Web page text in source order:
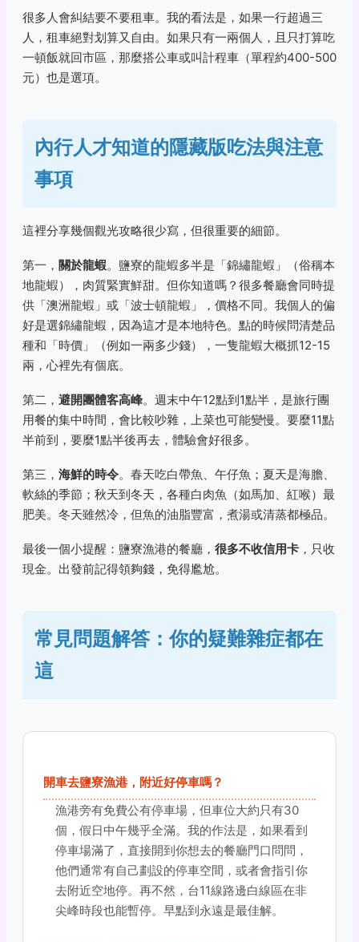
很多人會糾結要不要租車。我的看法是，如果一行超過三
人，租車絕對划算又自由。如果只有一兩個人，且只打算吃
一頓飯就回市區，那麼搭公車或叫計程車（單程約400-500
元）也是選項。
內行人才知道的隱藏版吃法與注意
事項
這裡分享幾個觀光攻略很少寫，但很重要的細節。
第一， 關於龍蝦。鹽寮的龍蝦多半是「錦繡龍蝦」（俗稱本
地龍蝦），肉質緊實鮮甜。但你知道嗎？很多餐廳會同時提
供「澳洲龍蝦」或「波士頓龍蝦」，價格不同。我個人的偏
好是選錦繡龍蝦，因為這才是本地特色。點的時候問清楚品
種和「時價」（例如一兩多少錢），一隻龍蝦大概抓12-15
兩，心裡先有個底。
第二， 避開團體客高峰。週末中午12點到1點半，是旅行團
用餐的集中時間，會比較吵雜，上菜也可能變慢。要麼11點
半前到，要麼1點半後再去，體驗會好很多。
第三， 海鮮的時令。春天吃白帶魚、午仔魚；夏天是海膽、
軟絲的季節；秋天到冬天，各種白肉魚（如馬加、紅喉）最
肥美。冬天雖然冷，但魚的油脂豐富，煮湯或清蒸都極品。
最後一個小提醒：鹽寮漁港的餐廳， 很多不收信用卡 ，只收
現金。出發前記得領夠錢，免得尷尬。
常見問題解答：你的疑難雜症都在
這
開車去鹽寮漁港，附近好停車嗎？
漁港旁有免費公有停車場，但車位大約只有30
個，假日中午幾乎全滿。我的作法是，如果看到
停車場滿了，直接開到你想去的餐廳門口問問，
他們通常有自己劃設的停車空間，或者會指引你
去附近空地停。再不然，台11線路邊白線區在非
尖峰時段也能暫停。早點到永遠是最佳解。